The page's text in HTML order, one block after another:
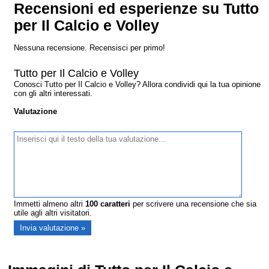
Recensioni ed esperienze su Tutto
per Il Calcio e Volley
Nessuna recensione. Recensisci per primo!
Tutto per Il Calcio e Volley
Conosci Tutto per Il Calcio e Volley? Allora condividi qui la tua opinione
con gli altri interessati.
Valutazione
Immetti almeno altri100 caratteri per scrivere una recensione che sia
utile agli altri visitatori.